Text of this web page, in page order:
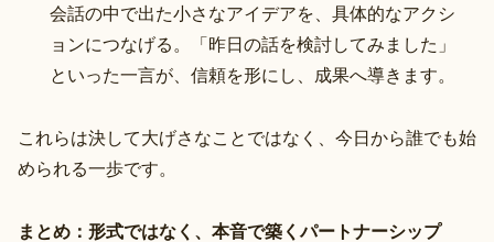
会話の中で出た小さなアイデアを、具体的なアクシ
ョンにつなげる。「昨日の話を検討してみました」
といった一言が、信頼を形にし、成果へ導きます。
これらは決して大げさなことではなく、今日から誰でも始
められる一歩です。
まとめ：形式ではなく、本音で築くパートナーシップ